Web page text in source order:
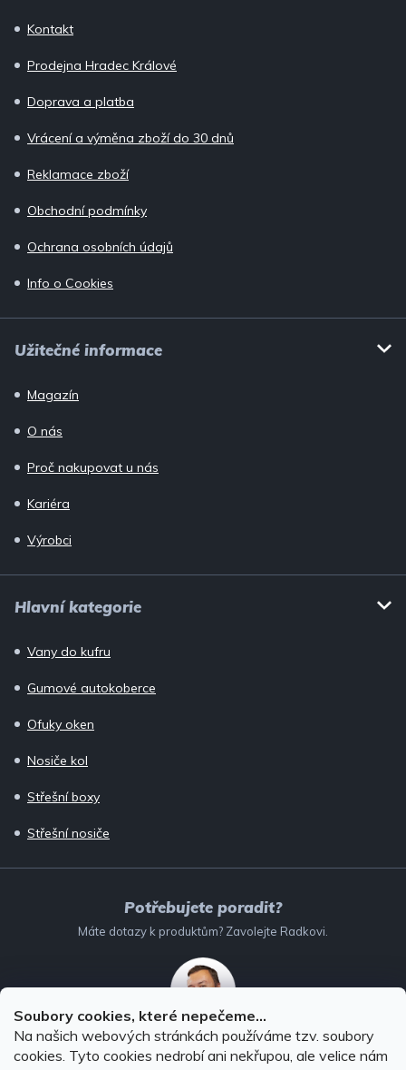
Soubory cookies, které nepečeme...
Na našich webových stránkách používáme tzv. soubory
cookies. Tyto cookies nedrobí ani nekřupou, ale velice nám
Kontakt
Prodejna Hradec Králové
Doprava a platba
Vrácení a výměna zboží do 30 dnů
Reklamace zboží
Obchodní podmínky
Ochrana osobních údajů
Info o Cookies
Užitečné informace
Magazín
O nás
Proč nakupovat u nás
Kariéra
Výrobci
Hlavní kategorie
Vany do kufru
Gumové autokoberce
Ofuky oken
Nosiče kol
Střešní boxy
Střešní nosiče
Potřebujete poradit?
Máte dotazy k produktům? Zavolejte Radkovi.
732 147 896 (Po–Pá: 8–16:00)